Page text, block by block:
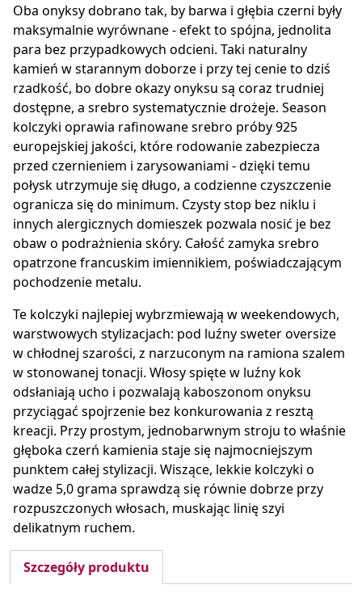
Oba onyksy dobrano tak, by barwa i głębia czerni były
maksymalnie wyrównane - efekt to spójna, jednolita
para bez przypadkowych odcieni. Taki naturalny
kamień w starannym doborze i przy tej cenie to dziś
rzadkość, bo dobre okazy onyksu są coraz trudniej
dostępne, a srebro systematycznie drożeje. Season
kolczyki oprawia rafinowane srebro próby 925
europejskiej jakości, które rodowanie zabezpiecza
przed czernieniem i zarysowaniami - dzięki temu
połysk utrzymuje się długo, a codzienne czyszczenie
ogranicza się do minimum. Czysty stop bez niklu i
innych alergicznych domieszek pozwala nosić je bez
obaw o podrażnienia skóry. Całość zamyka srebro
opatrzone francuskim imiennikiem, poświadczającym
pochodzenie metalu.
Te kolczyki najlepiej wybrzmiewają w weekendowych,
warstwowych stylizacjach: pod luźny sweter oversize
w chłodnej szarości, z narzuconym na ramiona szalem
w stonowanej tonacji. Włosy spięte w luźny kok
odsłaniają ucho i pozwalają kaboszonom onyksu
przyciągać spojrzenie bez konkurowania z resztą
kreacji. Przy prostym, jednobarwnym stroju to właśnie
głęboka czerń kamienia staje się najmocniejszym
punktem całej stylizacji. Wiszące, lekkie kolczyki o
wadze 5,0 grama sprawdzą się równie dobrze przy
rozpuszczonych włosach, muskając linię szyi
delikatnym ruchem.
Szczegóły produktu